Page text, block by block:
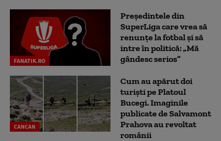
FANATIK.RO
Președintele din
SuperLiga care vrea să
renunțe la fotbal și să
intre în politică: „Mă
gândesc serios”
CANCAN
Cum au apărut doi
turiști pe Platoul
Bucegi. Imaginile
publicate de Salvamont
Prahova au revoltat
românii